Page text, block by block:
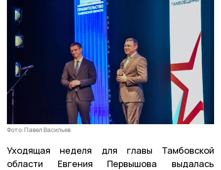
Фото: Павел Васильев
Уходящая неделя для главы Тамбовской
области Евгения Первышова выдалась